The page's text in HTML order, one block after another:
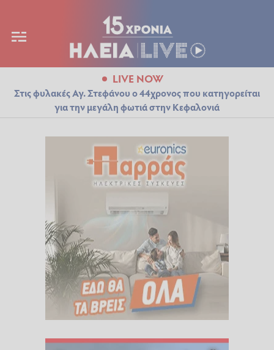
LIVE NOW
Στις φυλακές Αγ. Στεφάνου ο 44χρονος που κατηγορείται
για την μεγάλη φωτιά στην Κεφαλονιά